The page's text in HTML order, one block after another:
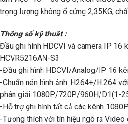
trọng lượng không ổ cứng 2,35KG,
Thông số kỹ thuật :
Đầu ghi hình HDCVI và camera IP 16
HCVR5216AN-S3
-Đầu ghi hình HDCVI/Analog/IP 16
-Chuẩn nén hình ảnh: H264+/H.264
phân giải 1080P/720P/960H/D1(1-
-Hỗ trợ ghi hình tất cả các kênh 1080P.
-Tương thích với tín hiệu ngõ ra Video